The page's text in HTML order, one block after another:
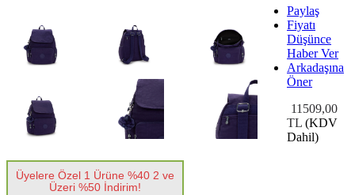
Paylaş
Fiyatı
Düşünce
Haber Ver
Arkadaşına
Öner
11509,00
TL (KDV
Dahil)
Üyelere Özel 1 Ürüne %40 2 ve
Üzeri %50 İndirim!